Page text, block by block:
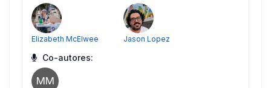
Elizabeth McElwee Jason Lopez
Co-autores:
MM